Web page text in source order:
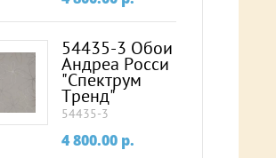
54435-3 Обои
Андреа Росси
"Спектрум
Тренд"
54435-3
4 800.00 p.